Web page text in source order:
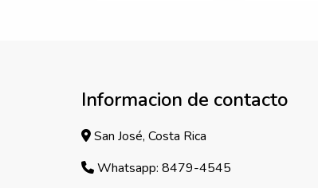
Informacion de contacto
San José, Costa Rica
Whatsapp: 8479-4545